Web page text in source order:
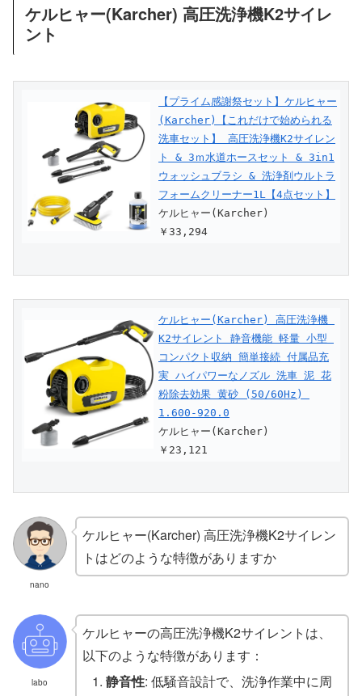
ケルヒャー(Karcher) 高圧洗浄機K2サイレ
ント
【プライム感謝祭セット】ケルヒャー
(Karcher)【これだけで始められる
洗車セット】 高圧洗浄機K2サイレン
ト & 3ｍ水道ホースセット & 3in1
ウォッシュブラシ & 洗浄剤ウルトラ
フォームクリーナー1L【4点セット】
ケルヒャー(Karcher)
￥33,294
ケルヒャー(Karcher) 高圧洗浄機
K2サイレント 静音機能 軽量 小型
コンパクト収納 簡単接続 付属品充
実 ハイパワーなノズル 洗車 泥 花
粉除去効果 黄砂 (50/60Hz)
1.600-920.0
ケルヒャー(Karcher)
￥23,121
nano
ケルヒャー(Karcher) 高圧洗浄機K2サイレン
トはどのような特徴がありますか
labo
ケルヒャーの高圧洗浄機K2サイレントは、
以下のような特徴があります：
静音性: 低騒音設計で、洗浄作業中に周